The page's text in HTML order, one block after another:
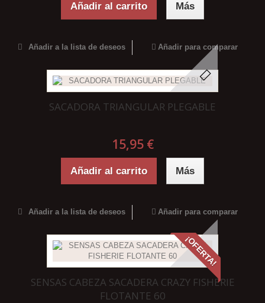
Añadir al carrito Más
Añadir a la lista de deseos Añadir para comparar
SACADORA TRIANGULAR PLEGABLE
15,95 €
Añadir al carrito Más
Añadir a la lista de deseos Añadir para comparar
¡OFERTA!
SENSAS CABEZA SACADERA CRAZY FISHERIE
FLOTANTE 60